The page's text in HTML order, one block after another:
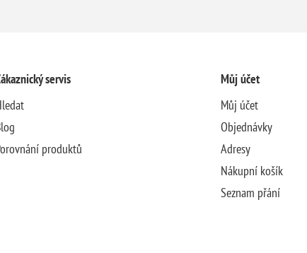
servis
produktů
Můj účet
Můj účet
Objednávky
Adresy
Nákupní košík
Seznam přání